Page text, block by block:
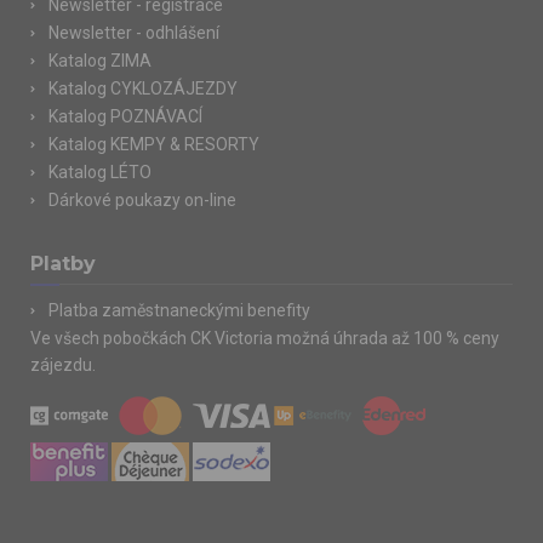
Newsletter - registrace
Newsletter - odhlášení
Katalog ZIMA
Katalog CYKLOZÁJEZDY
Katalog POZNÁVACÍ
Katalog KEMPY & RESORTY
Katalog LÉTO
Dárkové poukazy on-line
Platby
Platba zaměstnaneckými benefity
Ve všech pobočkách CK Victoria možná úhrada až 100 % ceny
zájezdu.